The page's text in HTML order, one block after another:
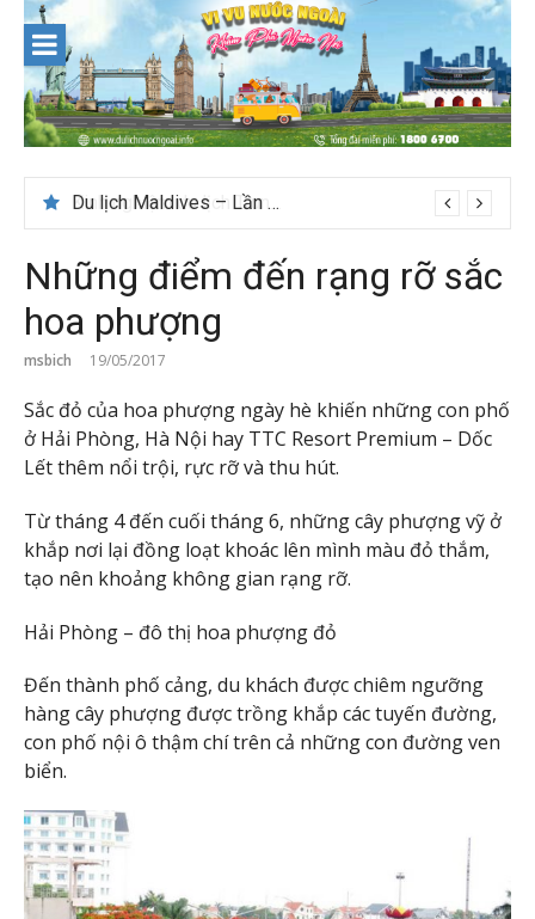
content
Du lịch Maldives – Lần đầu nên đi đâu, chơi gì?
Những điểm đến rạng rỡ sắc
hoa phượng
msbich 19/05/2017
Sắc đỏ của hoa phượng ngày hè khiến những con phố
ở Hải Phòng, Hà Nội hay TTC Resort Premium – Dốc
Lết thêm nổi trội, rực rỡ và thu hút.
Từ tháng 4 đến cuối tháng 6, những cây phượng vỹ ở
khắp nơi lại đồng loạt khoác lên mình màu đỏ thắm,
tạo nên khoảng không gian rạng rỡ.
Hải Phòng – đô thị hoa phượng đỏ
Đến thành phố cảng, du khách được chiêm ngưỡng
hàng cây phượng được trồng khắp các tuyến đường,
con phố nội ô thậm chí trên cả những con đường ven
biển.